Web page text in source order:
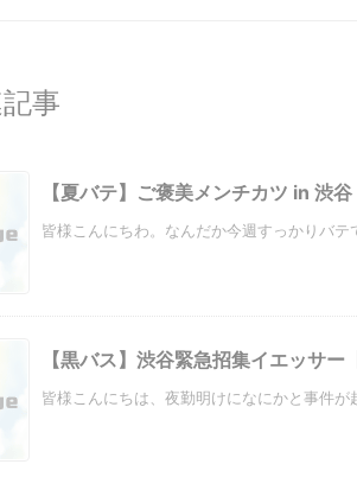
事
【夏バテ】ご褒美メンチカツ in 渋谷
皆様こんにちわ。なんだか今週すっかりバ
【黒バス】渋谷緊急招集イエッサー
皆様こんにちは、夜勤明けになにかと事件